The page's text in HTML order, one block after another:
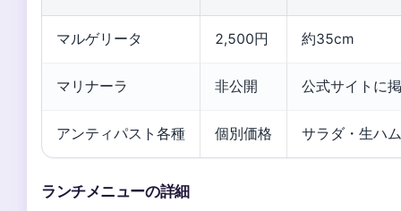
マルゲリータ 2,500円 約35cm
マリナーラ 非公開 公式サイトに
アンティパスト各種 個別価格 サラダ・生ハ
ランチメニューの詳細